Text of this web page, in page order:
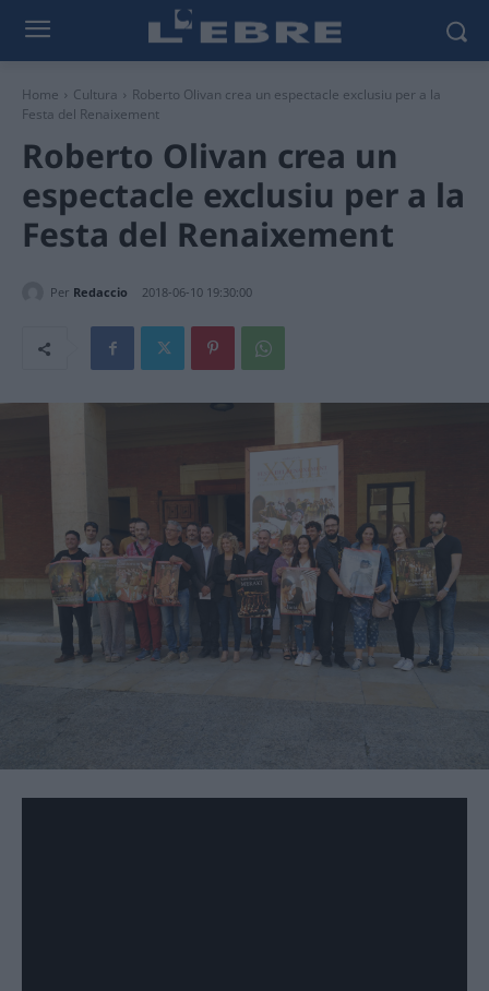
Home Cultura
Roberto Olivan crea un espectacle exclusiu per a la
Festa del Renaixement
Roberto Olivan crea un
espectacle exclusiu per a la
Festa del Renaixement
Per Redaccio 2018-06-10 19:30:00